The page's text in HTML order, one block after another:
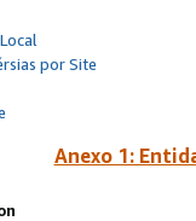
por Site
Anexo 1: